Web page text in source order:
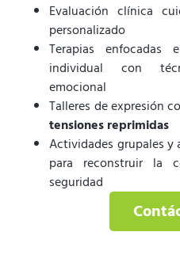
Evaluación clínica
personalizado
Terapias enfocadas
individual con
emocional
Talleres de expresión
tensiones reprimidas
Actividades grupales
para reconstruir la
seguridad